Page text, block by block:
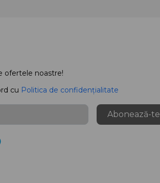
ofertele noastre!
cu Politica de confidențialitate
Abonează-te